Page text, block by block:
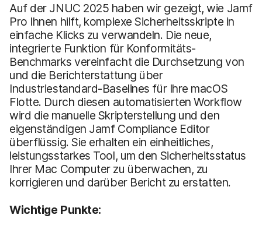
Auf der JNUC 2025 haben wir gezeigt, wie Jamf
Pro Ihnen hilft, komplexe Sicherheitsskripte in
einfache Klicks zu verwandeln. Die neue,
integrierte Funktion für Konformitäts-
Benchmarks vereinfacht die Durchsetzung von
und die Berichterstattung über
Industriestandard-Baselines für Ihre macOS
Flotte. Durch diesen automatisierten Workflow
wird die manuelle Skripterstellung und den
eigenständigen Jamf Compliance Editor
überflüssig. Sie erhalten ein einheitliches,
leistungsstarkes Tool, um den Sicherheitsstatus
Ihrer Mac Computer zu überwachen, zu
korrigieren und darüber Bericht zu erstatten.
Wichtige Punkte: